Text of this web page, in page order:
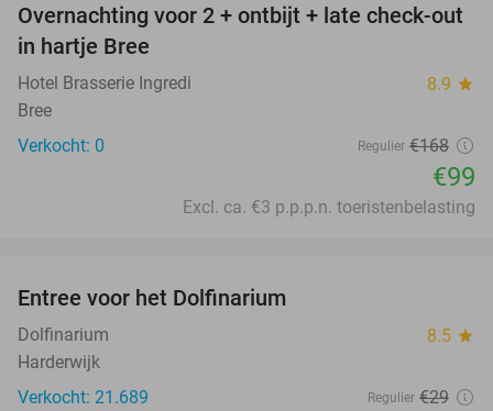
41%
TODAY
Overnachting voor 2 + ontbijt + late check-out
in hartje Bree
Hotel Brasserie Ingredi 8.9 star
Bree
Verkocht: 0
Regulier €168
€99
Excl. ca. €3 p.p.p.n. toeristenbelasting
Entree voor het Dolfinarium
Dolfinarium 8.5 star
Harderwijk
Verkocht: 21.689
Regulier €29